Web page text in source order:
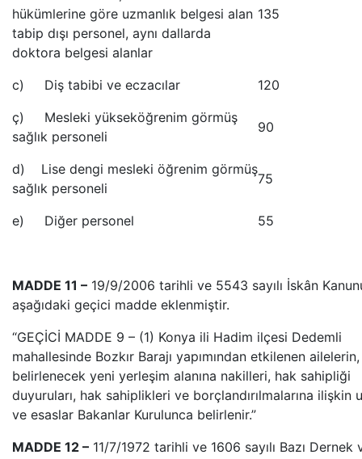
hükümlerine göre uzmanlık belgesi alan
tabip dışı personel, aynı dallarda
doktora belgesi alanlar
135
c) Diş tabibi ve eczacılar
120
ç) Mesleki yükseköğrenim görmüş
sağlık personeli
90
d) Lise dengi mesleki öğrenim görmüş
sağlık personeli
75
e) Diğer personel 55
MADDE 11 – 19/9/2006 tarihli ve 5543 sayılı İskân
aşağıdaki geçici madde eklenmiştir.
“GEÇİCİ MADDE 9 – (1) Konya ili Hadim ilçesi Dedemli
mahallesinde Bozkır Barajı yapımından etkilenen ailelerin,
belirlenecek yeni yerleşim alanına nakilleri, hak sahipliği
duyuruları, hak sahiplikleri ve borçlandırılmalarına ilişkin
ve esaslar Bakanlar Kurulunca belirlenir.”
MADDE 12 – 11/7/1972 tarihli ve 1606 sayılı Bazı Dernek